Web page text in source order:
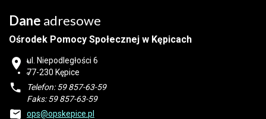
Dane adresowe
Ośrodek Pomocy Społecznej w Kępicach
ul. Niepodległości 6
77-230 Kępice
Telefon: 59 857-63-59
Faks: 59 857-63-59
ops@opskepice.pl